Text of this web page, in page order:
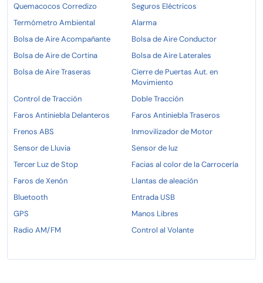
Quemacocos Corredizo
Seguros Eléctricos
Termómetro Ambiental
Alarma
Bolsa de Aire Acompañante
Bolsa de Aire Conductor
Bolsa de Aire de Cortina
Bolsa de Aire Laterales
Bolsa de Aire Traseras
Cierre de Puertas Aut. en
Movimiento
Control de Tracción
Doble Tracción
Faros Antiniebla Delanteros
Faros Antiniebla Traseros
Frenos ABS
Inmovilizador de Motor
Sensor de Lluvia
Sensor de luz
Tercer Luz de Stop
Facias al color de la Carrocería
Faros de Xenón
Llantas de aleación
Bluetooth
Entrada USB
GPS
Manos Libres
Radio AM/FM
Control al Volante